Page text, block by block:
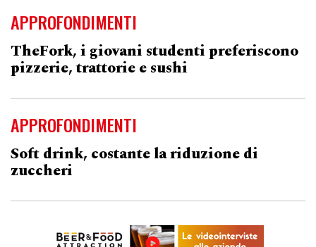
APPROFONDIMENTI
TheFork, i giovani studenti preferiscono
pizzerie, trattorie e sushi
APPROFONDIMENTI
Soft drink, costante la riduzione di
zuccheri